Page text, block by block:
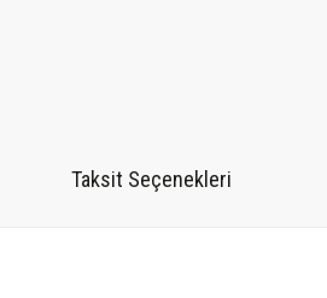
Taksit Seçenekleri